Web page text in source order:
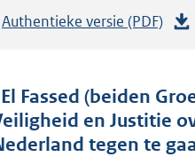
Authentieke versie (PDF)
t
a
n
Fassed (beiden
en Justitie
tegen te